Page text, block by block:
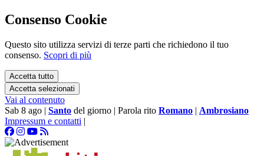
Consenso Cookie
Questo sito utilizza servizi di terze parti che richiedono il tuo
consenso. Scopri di più
Accetta tutto
Accetta selezionati
Vai al contenuto
Sab 8 ago | Santo del giorno | Parola rito Romano | Ambrosiano
Impressum e contatti |